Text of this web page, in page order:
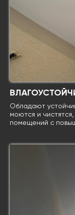
Обладают
моются и
помещений с